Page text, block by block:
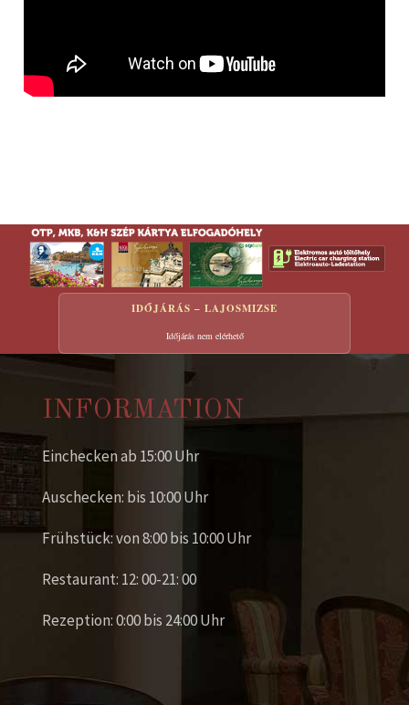
IDŐJÁRÁS – LAJOSMIZSE
Időjárás nem elérhető
INFORMATION
Einchecken ab 15:00 Uhr
Auschecken: bis 10:00 Uhr
Frühstück: von 8:00 bis 10:00 Uhr
Restaurant: 12: 00-21: 00
Rezeption: 0:00 bis 24:00 Uhr